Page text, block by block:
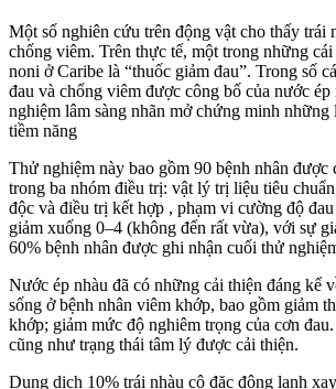
Một số nghiên cứu trên động vật cho thấy trái
chống viêm. Trên thực tế, một trong những
noni ở Caribe là “thuốc giảm đau”. Trong số
đau và chống viêm được công bố của nước
nghiệm lâm sàng nhãn mở chứng minh
tiềm năng
Thử nghiệm này bao gồm 90 bệnh nhân được
trong ba nhóm điều trị: vật lý trị liệu tiêu
độc và điều trị kết hợp , phạm vi cường độ
giảm xuống 0–4 (không đến rất vừa), với sự
60% bệnh nhân được ghi nhận cuối thử
Nước ép nhàu đã có những cải thiện đáng kể
sống ở bệnh nhân viêm khớp, bao gồm giảm
khớp; giảm mức độ nghiêm trọng của cơn
cũng như trạng thái tâm lý được cải thiện.
Dung dịch 10% trái nhàu cô đặc đông lạnh